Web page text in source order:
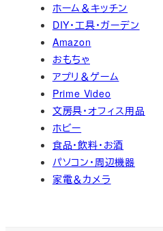
ホーム＆キッチン
DIY・工具・ガーデン
Amazon
おもちゃ
アプリ＆ゲーム
Prime Video
文房具・オフィス用品
ホビー
食品・飲料・お酒
パソコン・周辺機器
家電＆カメラ